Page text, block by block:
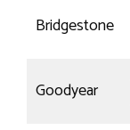
Bridgestone
Goodyear